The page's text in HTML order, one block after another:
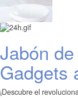
Jabón
Gadgets
¡Descubre el